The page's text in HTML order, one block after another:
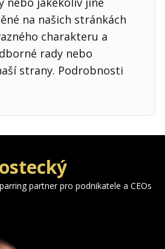
na našich stránkách
charakteru a
rady nebo
strany. Podrobnosti
partner pro podnikatele a CEOs